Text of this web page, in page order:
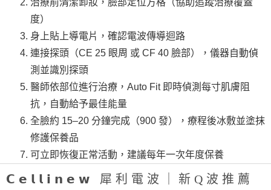
治療前清潔卸妝，臉部定位方格（協助追蹤治療覆蓋
度）
身上貼上導電片，確認電波傳導迴路
連接探頭（CE 25 眼周 或 CF 40 臉部），儀器自動偵
測並識別探頭
醫師依部位進行治療，Auto Fit 即時偵測每寸肌膚阻
抗，自動給予最佳能量
全臉約 15–20 分鐘完成（900 發），療程後冰敷並塗抹
修護保養品
可立即恢復正常活動，建議每年一次年度保養
𝗖𝗲𝗹𝗹𝗶𝗻𝗲𝘄 犀利電波｜新Q波推薦